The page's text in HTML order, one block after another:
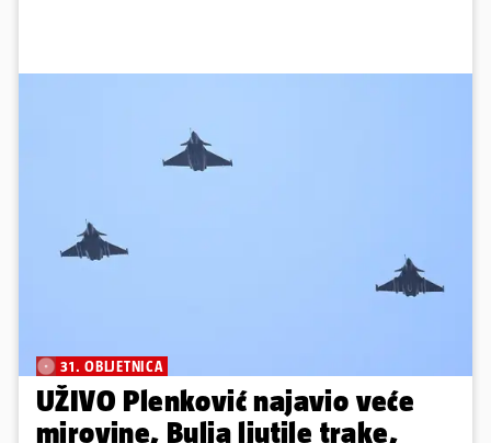
31. OBLJETNICA
UŽIVO Plenković najavio veće
mirovine, Bulja ljutile trake,